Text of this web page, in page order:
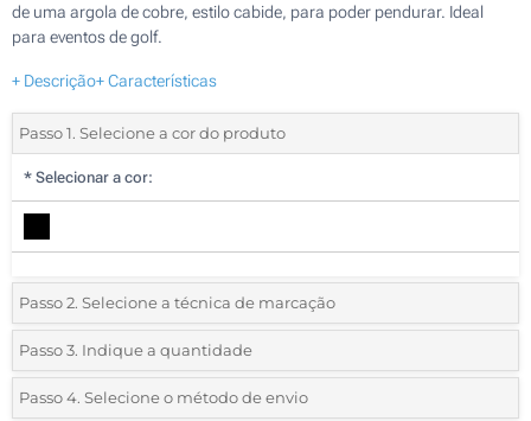
de uma argola de cobre, estilo cabide, para poder pendurar. Ideal
para eventos de golf.
+ Descrição+ Características
Passo 1. Selecione a cor do produto
* Selecionar a cor:
Passo 2. Selecione a técnica de marcação
*Selecione o tipo de marcação e as cores do logotipo:
1 Cor (Num lado)
Passo 3. Indique a quantidade
*Quantidade mínima:10
Passo 4. Selecione o método de envio